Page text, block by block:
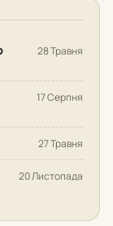
28 Травня
17 Серпня
27 Травня
20 Листопада